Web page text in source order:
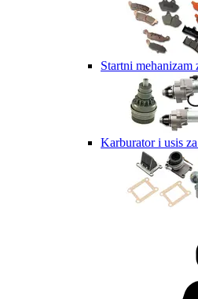
Startni mehanizam
Karburator i usis